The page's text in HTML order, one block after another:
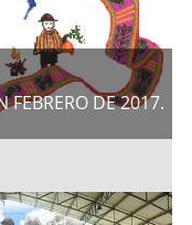
FEBRERO DE 2017.